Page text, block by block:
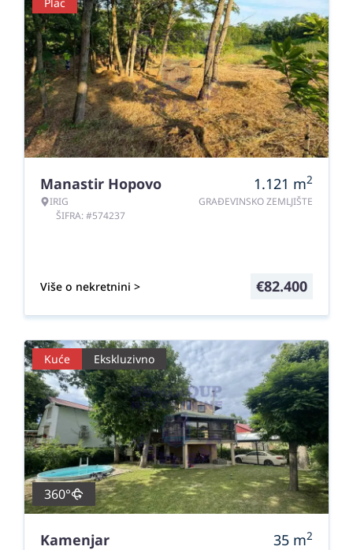
Manastir Hopovo
IRIG
ŠIFRA: #574237
1.121 m2
GRAĐEVINSKO ZEMLJIŠTE
Više o nekretnini > €82.400
Kuće Ekskluzivno
360°
Kamenjar 35 m2